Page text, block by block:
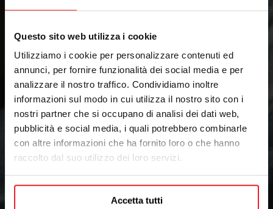
Questo sito web utilizza i cookie
Utilizziamo i cookie per personalizzare contenuti ed
annunci, per fornire funzionalità dei social media e per
analizzare il nostro traffico. Condividiamo inoltre
informazioni sul modo in cui utilizza il nostro sito con i
nostri partner che si occupano di analisi dei dati web,
pubblicità e social media, i quali potrebbero combinarle
con altre informazioni che ha fornito loro o che hanno
raccolto dal suo utilizzo dei loro servizi.
Accetta tutti